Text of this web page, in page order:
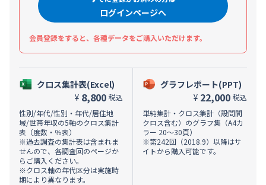
ログインページへ
会員登録をすると、各種データをご購入いただけます。
クロス集計表(Excel)
¥ 8,800 税込
性別/年代/性別・年代/居住地
域/世帯年収の5軸のクロス集計
表（度数・％表）
※過去調査の集計表は含まれま
せんので、各調査回のページか
らご購入ください。
※クロス軸の年代区分は実施時
期により異なります。
グラフレポート(PPT)
¥ 22,000 税込
単純集計・クロス集計（設問間
クロス含む）のグラフ集（A4カ
ラー 20～30頁）
※第242回（2018.9）以降はサ
イトから購入可能です。